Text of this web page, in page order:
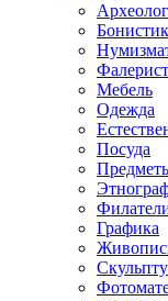
Мебель
Одежда
Посуда
Графика